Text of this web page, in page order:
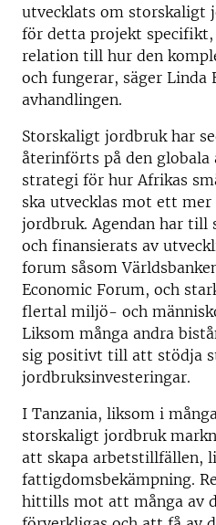
utvecklats om storskaligt
för detta projekt
relation till hur den
och fungerar, säger
avhandlingen.
Storskaligt jordbruk har
återinförts på den globala
strategi för hur Afrikas
ska utvecklas mot ett
jordbruk. Agendan har till
och finansierats av
forum såsom
Economic Forum, och
flertal miljö- och
Liksom många andra
sig positivt till att stödja
jordbruksinvesteringar.
I Tanzania, liksom i
storskaligt jordbruk
att skapa arbetstillfällen,
fattigdomsbekämpning.
hittills mot att många av